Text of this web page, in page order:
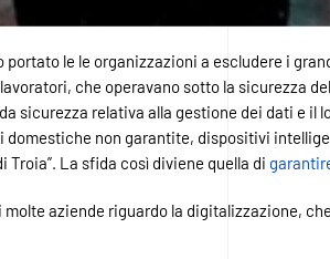
portato le le organizzazioni a escludere i
lavoratori, che operavano sotto la sicurezza
sicurezza relativa alla gestione dei dati e
non garantite, dispositivi
Troia”. La sfida così diviene quella di
aziende riguardo la digitalizzazione,